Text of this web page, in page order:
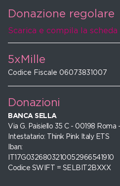
Donazione regolare
Scarica e compila la scheda
5xMille
Codice Fiscale 06073831007
Donazioni
BANCA SELLA
Via G. Paisiello 35 C - 00198 Roma
Intestatario: Think Pink Italy ETS
Iban:
IT17G0326803210052966541910
Codice SWIFT = SELBIT2BXXX